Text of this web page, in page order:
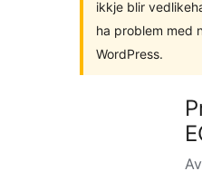
ikkje blir
ha problem med
WordPress.
Av